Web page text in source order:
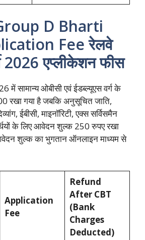
D Bharti
Fee रेलवे
2026 एप्लीकेशन फीस
में सामान्य ओबीसी एवं ईडब्ल्यूएस वर्ग के
रखा गया है जबकि अनुसूचित जाति,
ईबीसी, माइनॉरिटी, एक्स सर्विसमैन
के लिए आवेदन शुल्क 250 रुपए रखा
शुल्क का भुगतान ऑनलाइन माध्यम से
Application
Fee
Refund
After CBT
(Bank
Charges
Deducted)